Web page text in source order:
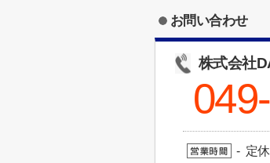
お問い合わせ
株式会社
- 定